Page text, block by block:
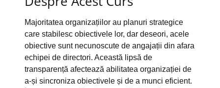
Majoritatea organizațiilor au planuri strategice
care stabilesc obiectivele lor, dar deseori, acele
obiective sunt necunoscute de angajații din afara
echipei de directori. Această lipsă de
transparență afectează abilitatea organizației de
a-și sincroniza obiectivele și de a munci eficient.